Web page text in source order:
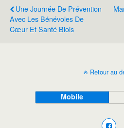
Une Journée De Prévention
Avec Les Bénévoles De
Cœur Et Santé Blois
Retour au
Mobile